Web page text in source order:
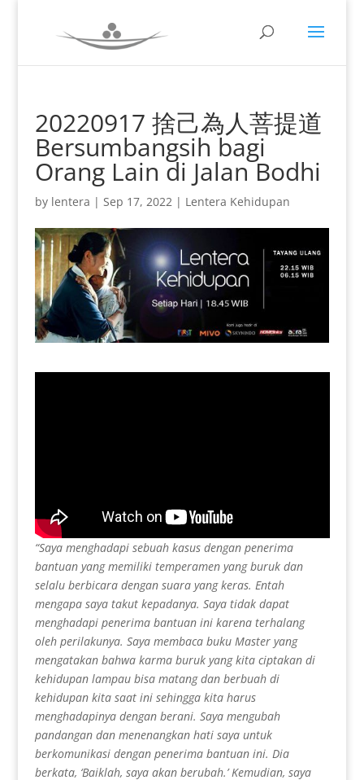
20220917 捨己為人菩提道
Bersumbangsih bagi
Orang Lain di Jalan Bodhi
by lentera | Sep 17, 2022| Lentera Kehidupan
“Saya menghadapi sebuah kasus dengan penerima
bantuan yang memiliki temperamen yang buruk dan
selalu berbicara dengan suara yang keras. Entah
mengapa saya takut kepadanya. Saya tidak dapat
menghadapi penerima bantuan ini karena terhalang
oleh perilakunya. Saya membaca buku Master yang
mengatakan bahwa karma buruk yang kita ciptakan di
kehidupan lampau bisa matang dan berbuah di
kehidupan kita saat ini sehingga kita harus
menghadapinya dengan berani. Saya mengubah
pandangan dan menenangkan hati saya untuk
berkomunikasi dengan penerima bantuan ini. Dia
berkata, ‘Baiklah, saya akan berubah.’ Kemudian, saya